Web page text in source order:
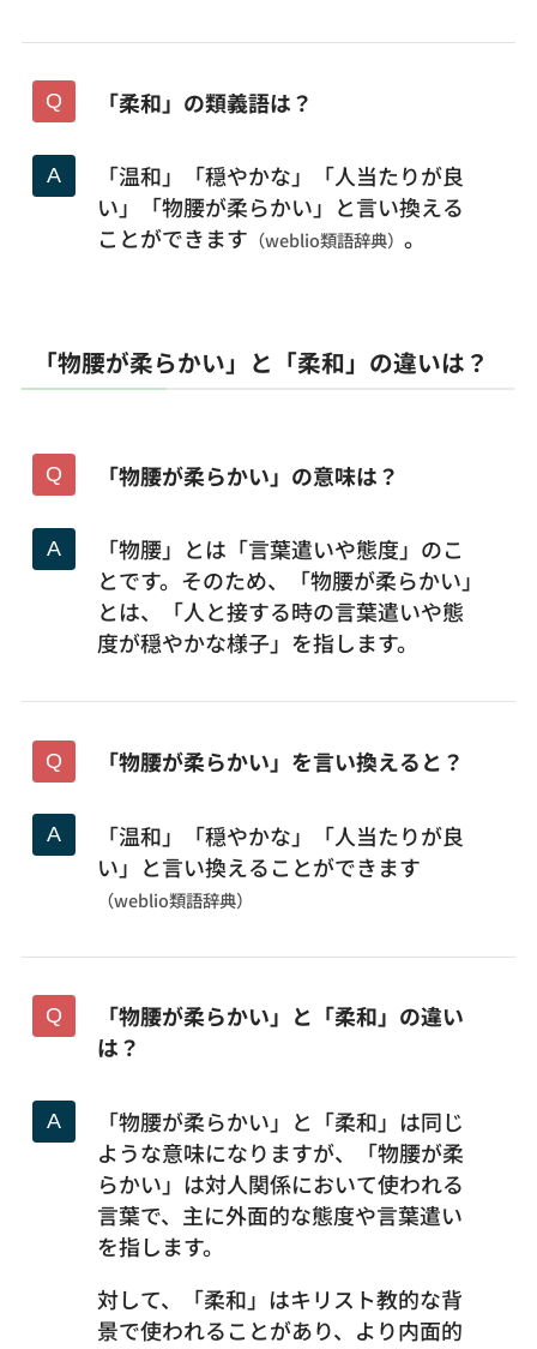
「柔和」の類義語は？
「温和」「穏やかな」「人当たりが良
い」「物腰が柔らかい」と言い換える
ことができます （weblio類語辞典） 。
「物腰が柔らかい」と「柔和」の違いは？
「物腰が柔らかい」の意味は？
「物腰」とは「言葉遣いや態度」のこ
とです。そのため、「物腰が柔らかい」
とは、「人と接する時の言葉遣いや態
度が穏やかな様子」を指します。
「物腰が柔らかい」を言い換えると？
「温和」「穏やかな」「人当たりが良
い」と言い換えることができます
（weblio類語辞典）
「物腰が柔らかい」と「柔和」の違い
は？
「物腰が柔らかい」と「柔和」は同じ
ような意味になりますが、「物腰が柔
らかい」は対人関係において使われる
言葉で、主に外面的な態度や言葉遣い
を指します。
対して、「柔和」はキリスト教的な背
景で使われることがあり、より内面的